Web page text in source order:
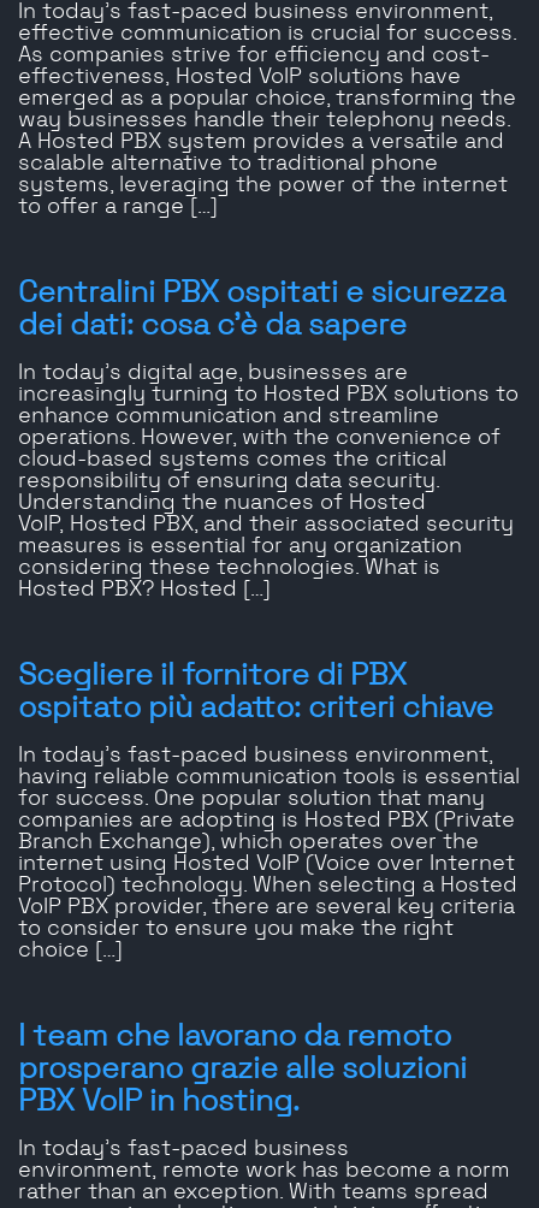
In today’s fast-paced business environment,
effective communication is crucial for success.
As companies strive for efficiency and cost-
effectiveness, Hosted VoIP solutions have
emerged as a popular choice, transforming the
way businesses handle their telephony needs.
A Hosted PBX system provides a versatile and
scalable alternative to traditional phone
systems, leveraging the power of the internet
to offer a range […]
Centralini PBX ospitati e sicurezza
dei dati: cosa c'è da sapere
In today’s digital age, businesses are
increasingly turning to Hosted PBX solutions to
enhance communication and streamline
operations. However, with the convenience of
cloud-based systems comes the critical
responsibility of ensuring data security.
Understanding the nuances of Hosted
VoIP, Hosted PBX, and their associated security
measures is essential for any organization
considering these technologies. What is
Hosted PBX? Hosted […]
Scegliere il fornitore di PBX
ospitato più adatto: criteri chiave
In today’s fast-paced business environment,
having reliable communication tools is essential
for success. One popular solution that many
companies are adopting is Hosted PBX (Private
Branch Exchange), which operates over the
internet using Hosted VoIP (Voice over Internet
Protocol) technology. When selecting a Hosted
VoIP PBX provider, there are several key criteria
to consider to ensure you make the right
choice […]
I team che lavorano da remoto
prosperano grazie alle soluzioni
PBX VoIP in hosting.
In today’s fast-paced business
environment, remote work has become a norm
rather than an exception. With teams spread